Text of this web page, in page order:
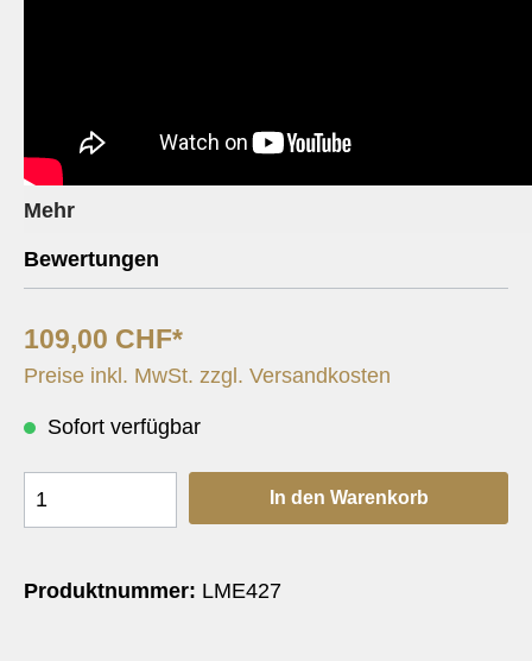
Mehr
Bewertungen
109,00 CHF*
Preise inkl. MwSt. zzgl. Versandkosten
Sofort verfügbar
In den Warenkorb
Produktnummer: LME427